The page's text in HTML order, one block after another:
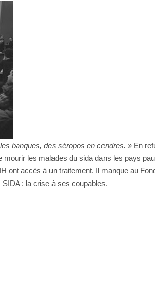
banques, des séropos en cendres. » En
mourir les malades du sida dans les pays
ont accès à un traitement. Il manque au
: la crise à ses coupables.